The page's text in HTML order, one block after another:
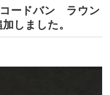
コードバン ラウン
しました。